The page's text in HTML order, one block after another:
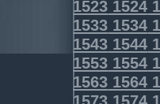
1523 1524
1533 1534
1543 1544
1553 1554
1563 1564